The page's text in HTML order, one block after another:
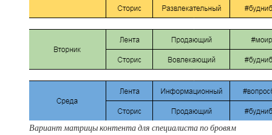
Вариант матрицы контента для специалиста по бровям